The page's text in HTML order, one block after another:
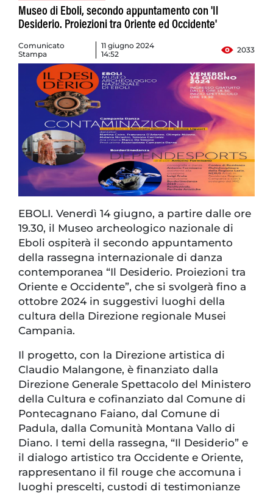
Museo di Eboli, secondo appuntamento con 'Il
Desiderio. Proiezioni tra Oriente ed Occidente'
Comunicato
Stampa
11 giugno 2024
14:52
2033
EBOLI. Venerdì 14 giugno, a partire dalle ore
19.30, il Museo archeologico nazionale di
Eboli ospiterà il secondo appuntamento
della rassegna internazionale di danza
contemporanea “Il Desiderio. Proiezioni tra
Oriente e Occidente”, che si svolgerà fino a
ottobre 2024 in suggestivi luoghi della
cultura della Direzione regionale Musei
Campania.
Il progetto, con la Direzione artistica di
Claudio Malangone, è finanziato dalla
Direzione Generale Spettacolo del Ministero
della Cultura e cofinanziato dal Comune di
Pontecagnano Faiano, dal Comune di
Padula, dalla Comunità Montana Vallo di
Diano. I temi della rassegna, “Il Desiderio” e
il dialogo artistico tra Occidente e Oriente,
rappresentano il fil rouge che accomuna i
luoghi prescelti, custodi di testimonianze